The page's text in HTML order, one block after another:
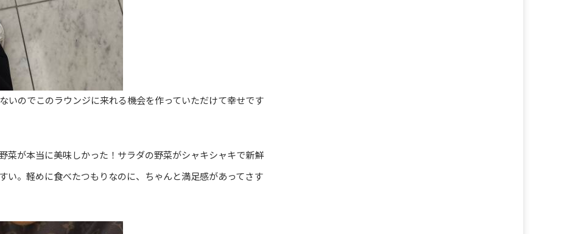
いのでこのラウンジに来れる機会を作っていただけて幸せです
菜が本当に美味しかった！サラダの野菜がシャキシャキで新鮮
い。軽めに食べたつもりなのに、ちゃんと満足感があってさす